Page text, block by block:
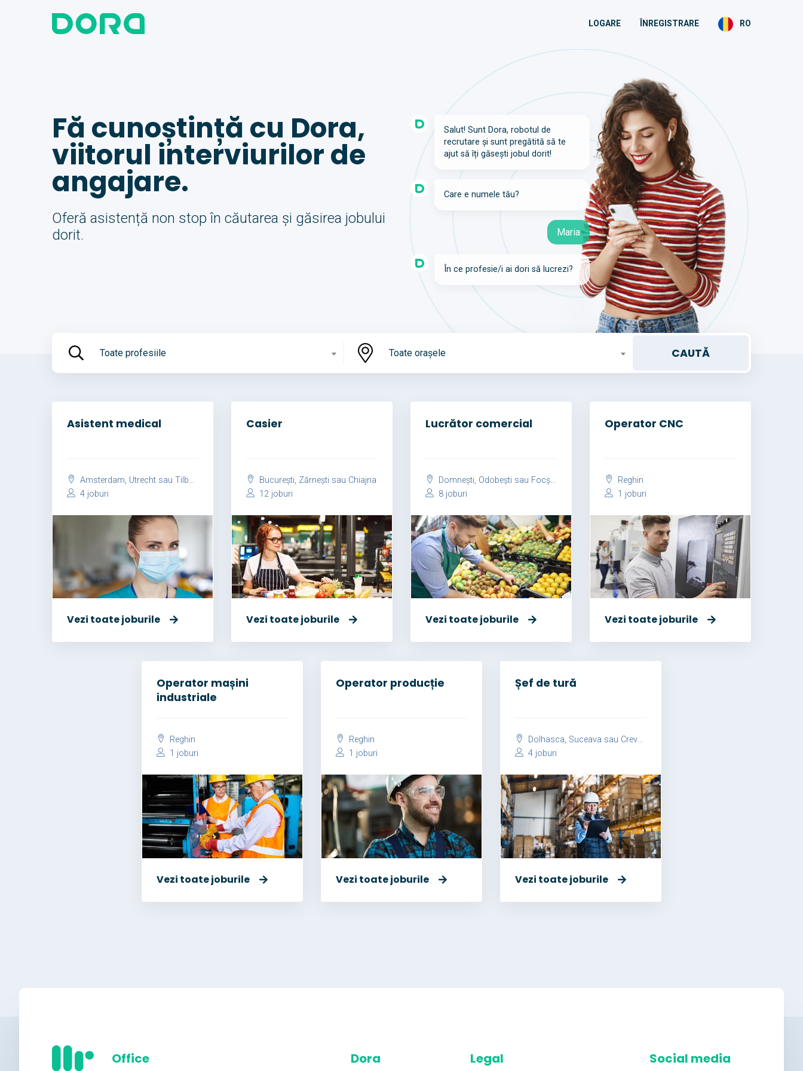
LOGARE ÎNREGISTRARE RO
Fă cunoștință cu Dora,
viitorul interviurilor de
angajare.
Oferă asistență non stop în căutarea și găsirea jobului
dorit.
Salut! Sunt Dora, robotul de
recrutare și sunt pregătită să te
ajut să îți găsești jobul dorit!
Care e numele tău?
Maria
În ce profesie/i ai dori să lucrezi?
Toate profesiile Toate orașele
Asistent medical
Amsterdam, Utrecht sau Tilburg
4 joburi
Vezi toate joburile
Casier
București, Zărnești sau Chiajna
12 joburi
Vezi toate joburile
Lucrător comercial
Domnești, Odobești sau Focșani
8 joburi
Vezi toate joburile
Operator CNC
Reghin
1 joburi
Vezi toate joburile
Operator mașini
industriale
Reghin
1 joburi
Vezi toate joburile
Operator producție
Reghin
1 joburi
Vezi toate joburile
Șef de tură
Dolhasca, Suceava sau Crevedia Mare
4 joburi
Vezi toate joburile
Office Dora Legal Social media